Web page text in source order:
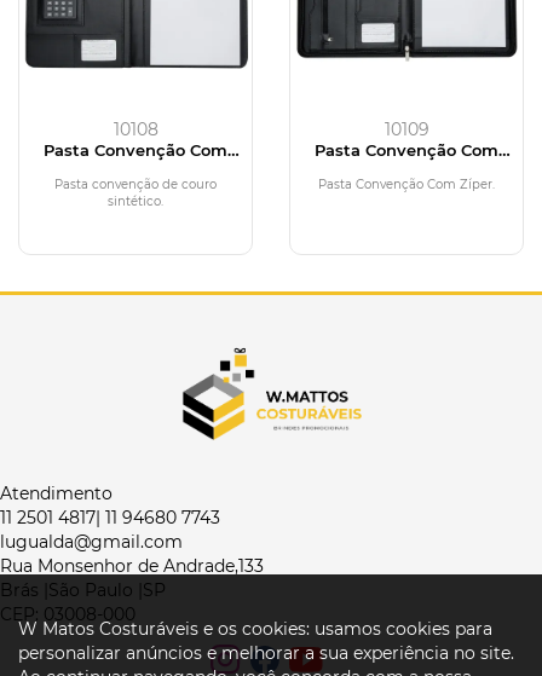
10108
Pasta Convenção Com
Calculadora
Pasta convenção de couro
sintético.
10109
Pasta Convenção Com
Pasta Convenção Com Zíper.
Atendimento
11 2501 4817| 11 94680 7743
lugualda@gmail.com
Rua Monsenhor de Andrade,133
Brás |São Paulo |SP
CEP: 03008-000
W Matos Costuráveis e os cookies: usamos cookies para
personalizar anúncios e melhorar a sua experiência no site.